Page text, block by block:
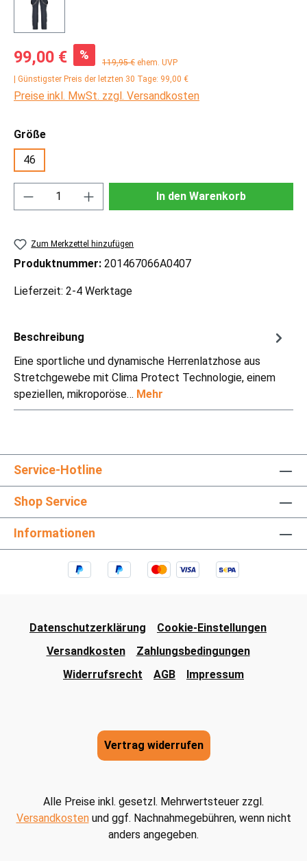
Verkaufspreis:
99,00 € % Regulärer Preis:
119,95 € ehem. UVP
| Günstigster Preis der letzten 30 Tage: 99,00 €
Preise inkl. MwSt. zzgl. Versandkosten
Größeauswählen
46
Produkt Anzahl: Gib den gewünschten
In den Warenkorb
Zum Merkzettel hinzufügen
Produktnummer: 201467066A0407
Lieferzeit: 2-4 Werktage
Beschreibung
Eine sportliche und dynamische Herrenlatzhose aus
Stretchgewebe mit Clima Protect Technologie, einem
speziellen, mikroporöse… Mehr
Service-Hotline
Shop Service
Informationen
Datenschutzerklärung
Cookie-Einstellungen
Versandkosten
Zahlungsbedingungen
Widerrufsrecht
AGB Impressum
Vertrag widerrufen
Alle Preise inkl. gesetzl. Mehrwertsteuer zzgl.
Versandkostenund ggf. Nachnahmegebühren, wenn nicht
anders angegeben.